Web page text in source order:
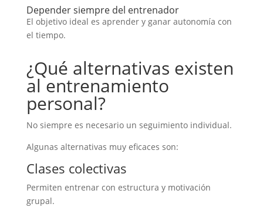
Depender siempre del entrenador
El objetivo ideal es aprender y ganar autonomía con
el tiempo.
¿Qué alternativas existen
al entrenamiento
personal?
No siempre es necesario un seguimiento individual.
Algunas alternativas muy eficaces son:
Clases colectivas
Permiten entrenar con estructura y motivación
grupal.